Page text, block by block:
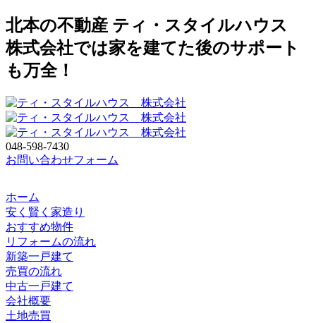
北本の不動産 ティ・スタイルハウス
株式会社では家を建てた後のサポート
も万全！
048-598-7430
お問い合わせフォーム
ホーム
安く賢く家造り
おすすめ物件
リフォームの流れ
新築一戸建て
売買の流れ
中古一戸建て
会社概要
土地売買